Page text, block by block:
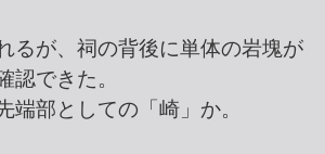
るが、祠の背後に単体の岩塊が
認できた。
端部としての「崎」か。